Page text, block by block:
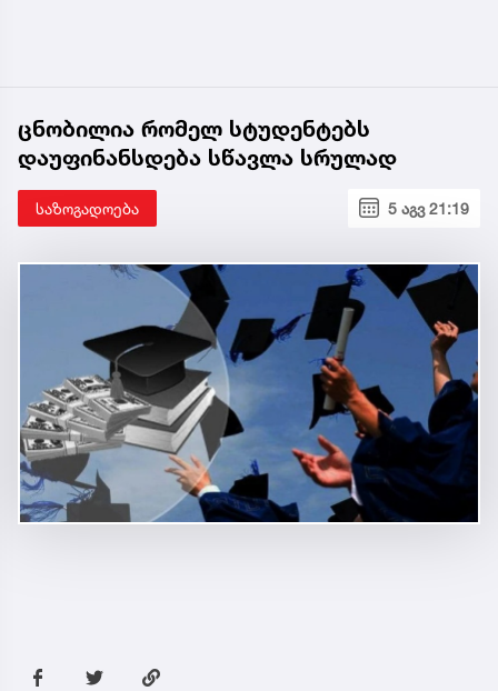
ცნობილია რომელ სტუდენტებს
დაუფინანსდება სწავლა სრულად
საზოგადოება 5 აგვ 21:19